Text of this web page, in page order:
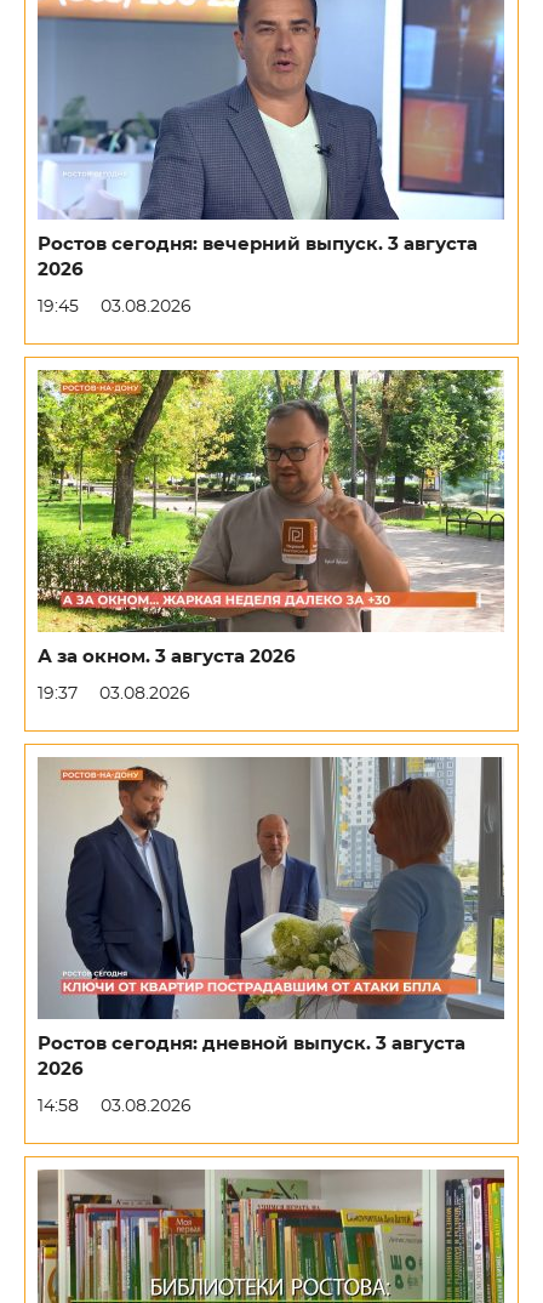
Ростов сегодня: вечерний выпуск. 3 августа
2026
19:45 03.08.2026
А за окном. 3 августа 2026
19:37 03.08.2026
Ростов сегодня: дневной выпуск. 3 августа
2026
14:58 03.08.2026